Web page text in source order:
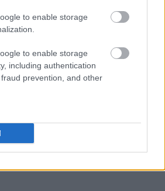
to enable storage
to enable storage
including authentication
prevention, and other
VIDEO ΜΠΙΚΙΝΙ